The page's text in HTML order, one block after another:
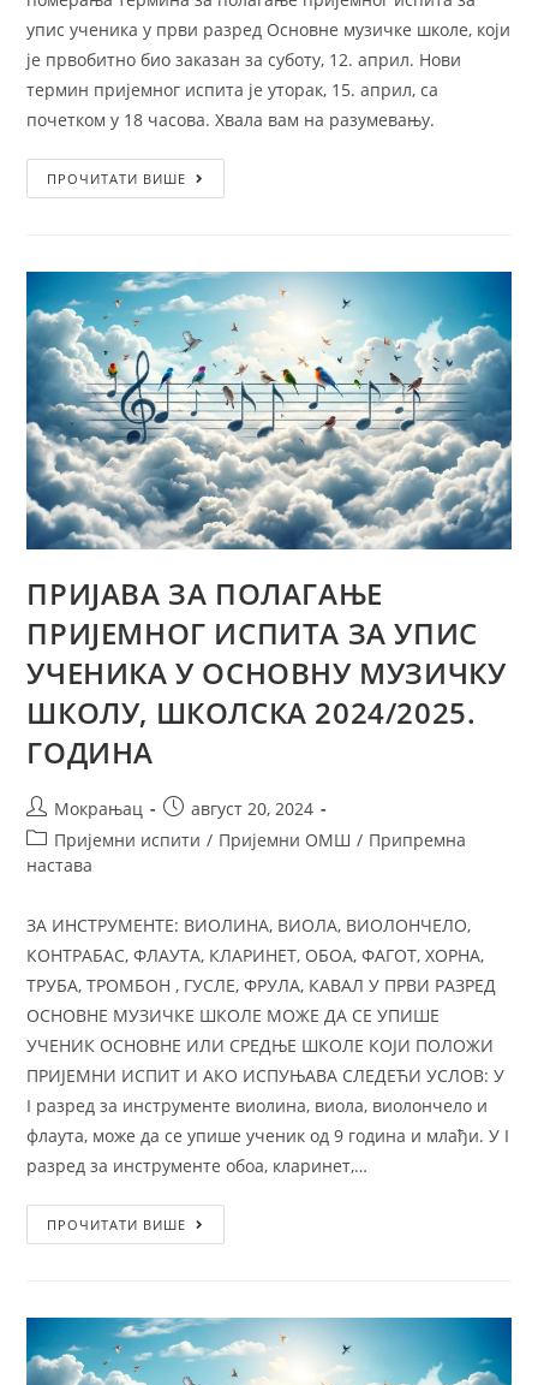
упис ученика у први разред Основне музичке школе, који
је првобитно био заказан за суботу, 12. април. Нови
термин пријемног испита је уторак, 15. април, са
почетком у 18 часова. Хвала вам на разумевању.
ПРОЧИТАТИ ВИШЕ
ПРИЈАВА ЗА ПОЛАГАЊЕ
ПРИЈЕМНОГ ИСПИТА ЗА УПИС
УЧЕНИКА У ОСНОВНУ МУЗИЧКУ
ШКОЛУ, ШКОЛСКА 2024/2025.
ГОДИНА
Мокрањац
август 20, 2024
Пријемни испити / Пријемни ОМШ / Припремна
настава
ЗА ИНСТРУМЕНТЕ: ВИОЛИНА, ВИОЛА, ВИОЛОНЧЕЛО,
КОНТРАБАС, ФЛАУТА, КЛАРИНЕТ, ОБОА, ФАГОТ, ХОРНА,
ТРУБА, ТРОМБОН , ГУСЛЕ, ФРУЛА, КАВАЛ У ПРВИ РАЗРЕД
ОСНОВНЕ МУЗИЧКЕ ШКОЛЕ МОЖЕ ДА СЕ УПИШЕ
УЧЕНИК ОСНОВНЕ ИЛИ СРЕДЊЕ ШКОЛЕ КОЈИ ПОЛОЖИ
ПРИЈЕМНИ ИСПИТ И АКО ИСПУЊАВА СЛЕДЕЋИ УСЛОВ: У
I разред за инструменте виолина, виола, виолончело и
флаута, може да се упише ученик од 9 година и млађи. У I
разред за инструменте обоа, кларинет,…
ПРОЧИТАТИ ВИШЕ